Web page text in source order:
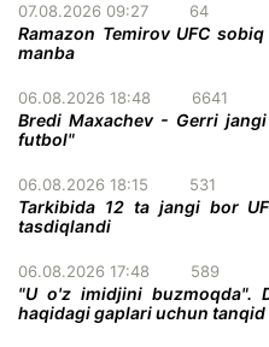
07.08.2026 09:27 64
Ramazon Temirov UFC
manba
06.08.2026 18:48 6641
Bredi Maxachev - Gerri
futbol"
06.08.2026 18:15 531
Tarkibida 12 ta jangi bor
tasdiqlandi
06.08.2026 17:48 589
"U o'z imidjini buzmoqda".
haqidagi gaplari uchun